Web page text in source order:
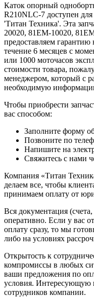
Каток опорный
R210NLC-7 доступен
'Титан Техника'. Эта
20020, 81EM-10020,
предоставляем гарантию
течение 6 месяцев с
или 1000 моточасов
стоимости товара,
менеджером, который с
необходимую
Чтобы приобрести
вас способом:
Заполните форму
Позвоните по
Напишите на
Свяжитесь с нами
Компания «Титан
делаем все, чтобы
принимаем оплату от
Вся документация
оперативно. Если у вас
оплату сразу, то мы
либо на условиях
Открытость к
компромиссы в любых
ваши предложения по
условия.
сотрудников компании.